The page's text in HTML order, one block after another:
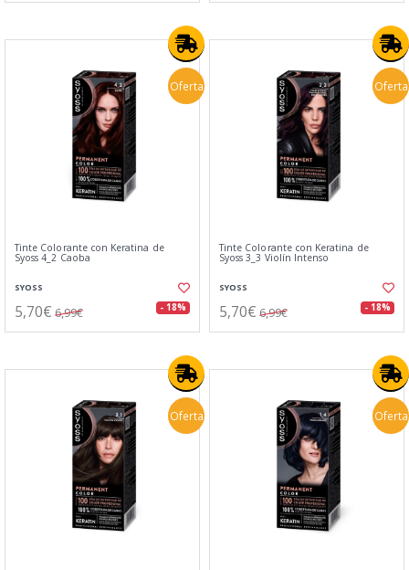
Oferta
Tinte Colorante con Keratina de
Syoss 4_2 Caoba
SYOSS
5,70€ 6,99€ - 18%
Oferta
Tinte Colorante con Keratina de
Syoss 3_3 Violín Intenso
SYOSS
5,70€ 6,99€ - 18%
Oferta Oferta